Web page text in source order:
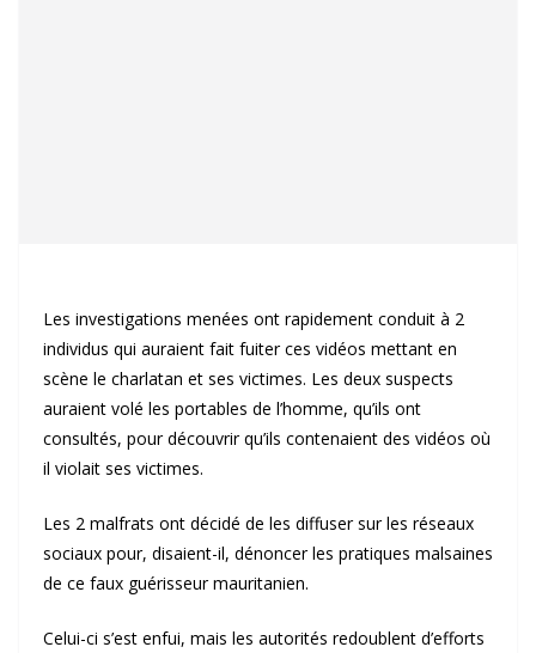
Les investigations menées ont rapidement conduit à 2
individus qui auraient fait fuiter ces vidéos mettant en
scène le charlatan et ses victimes. Les deux suspects
auraient volé les portables de l’homme, qu’ils ont
consultés, pour découvrir qu’ils contenaient des vidéos où
il violait ses victimes.
Les 2 malfrats ont décidé de les diffuser sur les réseaux
sociaux pour, disaient-il, dénoncer les pratiques malsaines
de ce faux guérisseur mauritanien.
Celui-ci s’est enfui, mais les autorités redoublent d’efforts